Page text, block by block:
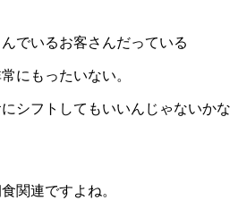
でいるお客さんだっている
にもったいない。
シフトしてもいいんじゃないかな
関連ですよね。